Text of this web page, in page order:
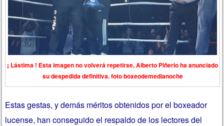
¡ Lástima ! Esta imagen no volverá repetirse, Alberto Piñerio ha anunciado
su despedida definitiva. foto boxeodemedianoche
Estas gestas, y demás méritos obtenidos por el boxeador
lucense, han conseguido el respaldo de los lectores del